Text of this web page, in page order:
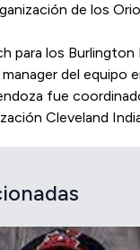
de los
para los Burlington
del equipo
fue
Cleveland